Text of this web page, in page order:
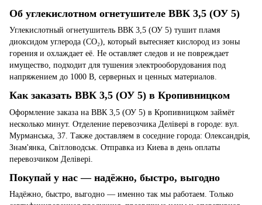
Об углекислотном огнетушителе ВВК 3,5 (ОУ 5)
Углекислотный огнетушитель ВВК 3,5 (ОУ 5) тушит пламя
диоксидом углерода (CO₂), который вытесняет кислород из зоны
горения и охлаждает её. Не оставляет следов и не повреждает
имущество, подходит для тушения электрооборудования под
напряжением до 1000 В, серверных и ценных материалов.
Как заказать ВВК 3,5 (ОУ 5) в Кропивницком
Оформление заказа на ВВК 3,5 (ОУ 5) в Кропивницком займёт
несколько минут. Отделение перевозчика Делівері в городе: вул.
Мурманська, 37. Также доставляем в соседние города: Олександрія,
Знам'янка, Світловодськ. Отправка из Киева в день оплаты
перевозчиком Делівері.
Покупай у нас — надёжно, быстро, выгодно
Надёжно, быстро, выгодно — именно так мы работаем. Только